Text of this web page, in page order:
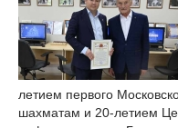
летием первого
шахматам и 20-летием